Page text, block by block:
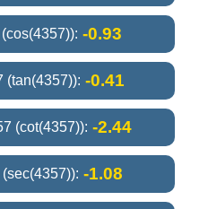
-0.93
(tan(4357)): -0.41
(cot(4357)): -2.44
-1.08